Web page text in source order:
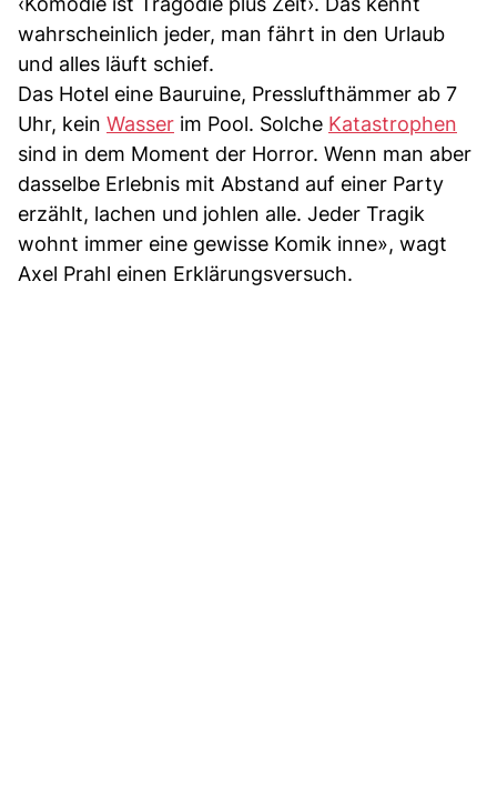
wahrscheinlich jeder, man fährt in den Urlaub
und alles läuft schief.
Das Hotel eine Bauruine, Presslufthämmer ab 7
Uhr, kein Wasser im Pool. Solche Katastrophen
sind in dem Moment der Horror. Wenn man aber
dasselbe Erlebnis mit Abstand auf einer Party
erzählt, lachen und johlen alle. Jeder Tragik
wohnt immer eine gewisse Komik inne», wagt
Axel Prahl einen Erklärungsversuch.